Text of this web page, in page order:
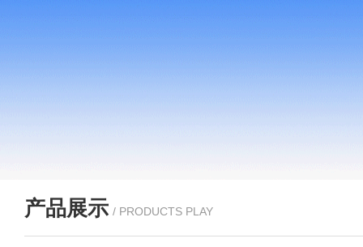
产品展示 / PRODUCTS PLAY